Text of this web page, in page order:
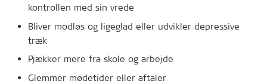
kontrollen med sin vrede
Bliver modløs og ligeglad eller udvikler depressive
træk
Pjækker mere fra skole og arbejde
Glemmer mødetider eller aftaler